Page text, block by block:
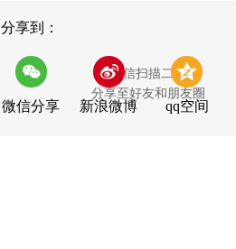
分享到：
微信分享
用微信扫描二维码
分享至好友和朋友圈
新浪微博 qq空间